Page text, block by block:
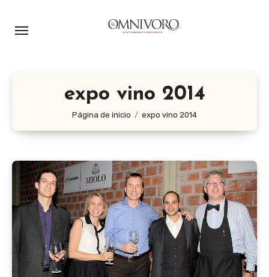
expo vino 2014
Página de inicio expo vino 2014